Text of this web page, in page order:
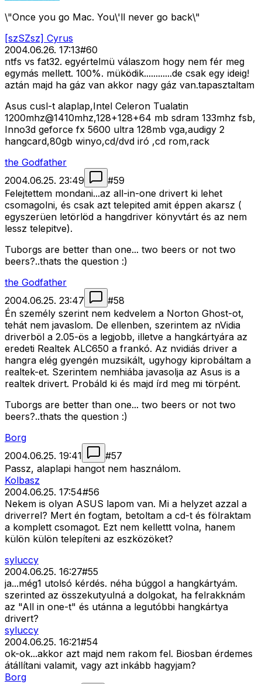
\"Once you go Mac. You\'ll never go back\"
[szSZsz] Cyrus
2004.06.26. 17:13#60
ntfs vs fat32. egyértelmü válaszom hogy nem fér meg
egymás mellett. 100%. müködik............de csak egy ideig!
aztán majd ha gáz van akkor nagy gáz van.tapasztaltam
Asus cusl-t alaplap,Intel Celeron Tualatin
1200mhz@1410mhz,128+128+64 mb sdram 133mhz fsb,
Inno3d geforce fx 5600 ultra 128mb vga,audigy 2
hangcard,80gb winyo,cd/dvd iró ,cd rom,rack
the Godfather
2004.06.25. 23:49
#59
Felejtettem mondani...az all-in-one drivert ki lehet
csomagolni, és csak azt telepited amit éppen akarsz (
egyszerüen letörlöd a hangdriver könyvtárt és az nem
lessz telepitve).
Tuborgs are better than one... two beers or not two
beers?..thats the question :)
the Godfather
2004.06.25. 23:47
#58
Én személy szerint nem kedvelem a Norton Ghost-ot,
tehát nem javaslom. De ellenben, szerintem az nVidia
driverböl a 2.05-ös a legjobb, illetve a hangkártyára az
eredeti Realtek ALC650 a frankó. Az nvidiás driver a
hangra elég gyengén muzsikált, ugyhogy kiprobáltam a
realtek-et. Szerintem nemhiába javasolja az Asus is a
realtek drivert. Probáld ki és majd írd meg mi törpént.
Tuborgs are better than one... two beers or not two
beers?..thats the question :)
Borg
2004.06.25. 19:41
#57
Passz, alaplapi hangot nem használom.
Kolbasz
2004.06.25. 17:54#56
Nekem is olyan ASUS lapom van. Mi a helyzet azzal a
driverrel? Mert én fogtam, betoltam a cd-t és fölraktam
a komplett csomagot. Ezt nem kellettt volna, hanem
külön külön telepíteni az eszközöket?
syluccy
2004.06.25. 16:27#55
ja...még1 utolsó kérdés. néha búggol a hangkártyám.
szerinted az összekutyulná a dolgokat, ha felrakknám
az "All in one-t" és utánna a legutóbbi hangkártya
drivert?
syluccy
2004.06.25. 16:21#54
ok-ok...akkor azt majd nem rakom fel. Biosban érdemes
átállítani valamit, vagy azt inkább hagyjam?
Borg